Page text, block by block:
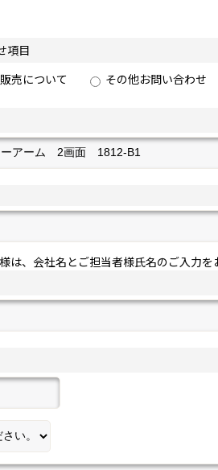
項目
販売について その他お問い合わせ
は、会社名とご担当者様氏名のご入力を